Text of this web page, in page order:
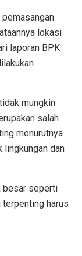
lokasi
laporan BPK
mungkin
salah
menurutnya
lingkungan dan
besar seperti
terpenting harus